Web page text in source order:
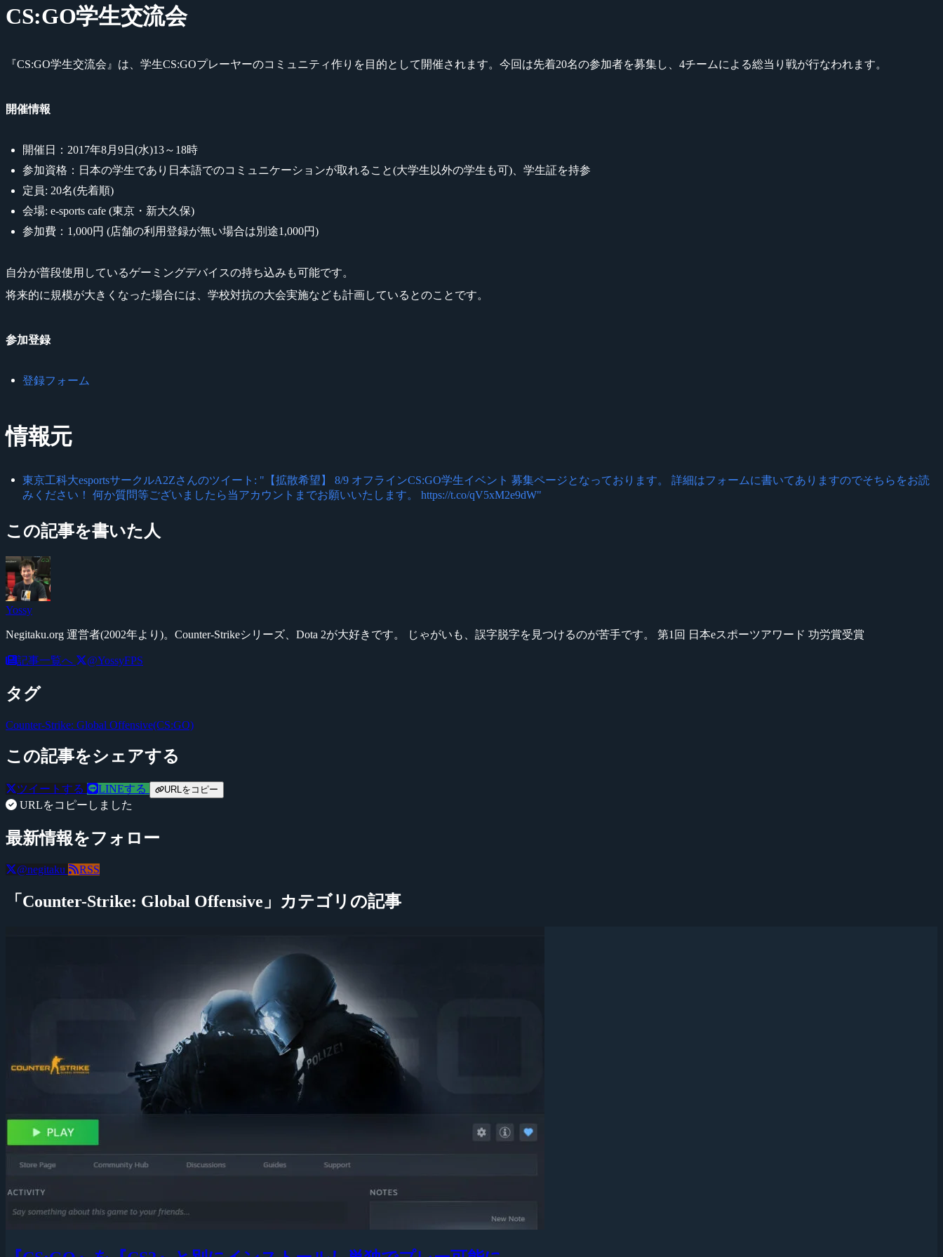
CS:GO学生交流会
『CS:GO学生交流会』は、学生CS:GOプレーヤーのコミュニティ作りを目的として開催されます。今回は先着20名の参加者を募集し、4チームによる総当り戦が行なわれます。
開催情報
開催日：2017年8月9日(水)13～18時
参加資格：日本の学生であり日本語でのコミュニケーションが取れること(大学生以外の学生も可)、学生証を持参
定員: 20名(先着順)
会場: e-sports cafe (東京・新大久保)
参加費：1,000円 (店舗の利用登録が無い場合は別途1,000円)
自分が普段使用しているゲーミングデバイスの持ち込みも可能です。
将来的に規模が大きくなった場合には、学校対抗の大会実施なども計画しているとのことです。
参加登録
登録フォーム
情報元
東京工科大esportsサークルA2Zさんのツイート: "【拡散希望】 8/9 オフラインCS:GO学生イベント 募集ページとなっております。 詳細はフォームに書いてありますのでそちらをお読
みください！ 何か質問等ございましたら当アカウントまでお願いいたします。 https://t.co/qV5xM2e9dW"
この記事を書いた人
Yossy
Negitaku.org 運営者(2002年より)。Counter-Strikeシリーズ、Dota 2が大好きです。 じゃがいも、誤字脱字を見つけるのが苦手です。 第1回 日本eスポーツアワード 功労賞受賞
記事一覧へ @YossyFPS
タグ
Counter-Strike: Global Offensive(CS:GO)
この記事をシェアする
ツイートする LINEする URLをコピー
URLをコピーしました
最新情報をフォロー
@negitaku RSS
「Counter-Strike: Global Offensive」カテゴリの記事